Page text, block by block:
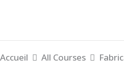
contenu
Accueil
All Courses